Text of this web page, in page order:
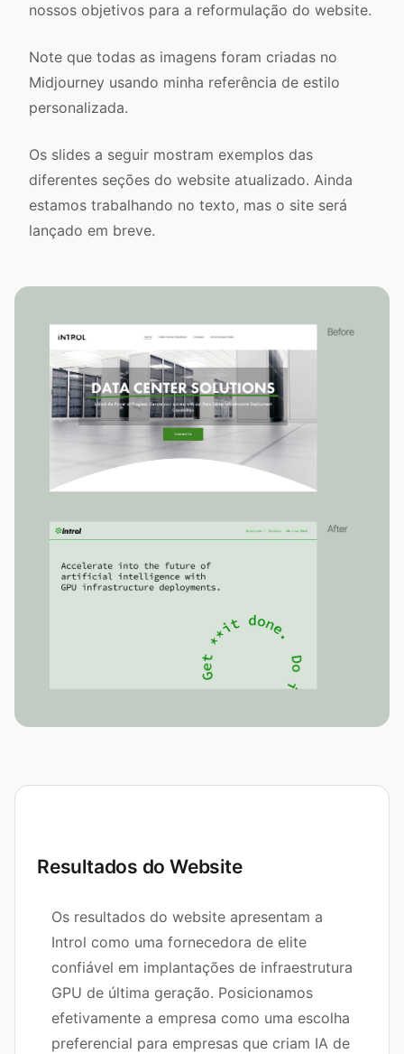
nossos objetivos para a reformulação do website.
Note que todas as imagens foram criadas no
Midjourney usando minha referência de estilo
personalizada.
Os slides a seguir mostram exemplos das
diferentes seções do website atualizado. Ainda
estamos trabalhando no texto, mas o site será
lançado em breve.
Resultados do Website
Os resultados do website apresentam a
Introl como uma fornecedora de elite
confiável em implantações de infraestrutura
GPU de última geração. Posicionamos
efetivamente a empresa como uma escolha
preferencial para empresas que criam IA de